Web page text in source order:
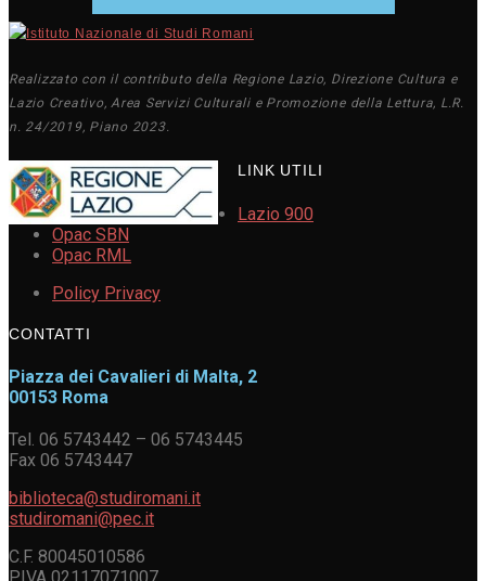
Realizzato con il contributo della Regione Lazio, Direzione Cultura e
Lazio Creativo, Area Servizi Culturali e Promozione della Lettura, L.R.
n. 24/2019, Piano 2023.
LINK UTILI
Lazio 900
Opac SBN
Opac RML
Policy Privacy
CONTATTI
Piazza dei Cavalieri di Malta, 2
00153 Roma
Tel. 06 5743442 – 06 5743445
Fax 06 5743447
biblioteca@studiromani.it
studiromani@pec.it
C.F. 80045010586